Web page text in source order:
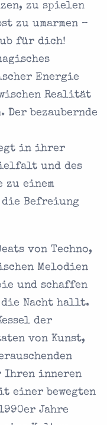
zu spielen
zu umarmen –
für dich!
Energie
Realität
Der bezaubernde
in ihrer
und des
zu einem
Befreiung
von Techno,
Melodien
und schaffen
die Nacht hallt.
der
von Kunst,
Ihren inneren
einer bewegten
Jahre